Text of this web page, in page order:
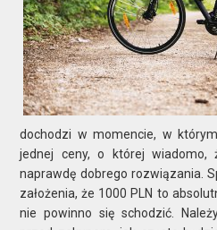
dochodzi w momencie, w
jednej ceny, o której wiadomo,
naprawdę dobrego rozwiązania.
założenia, że 1000 PLN to
nie powinno się schodzić.